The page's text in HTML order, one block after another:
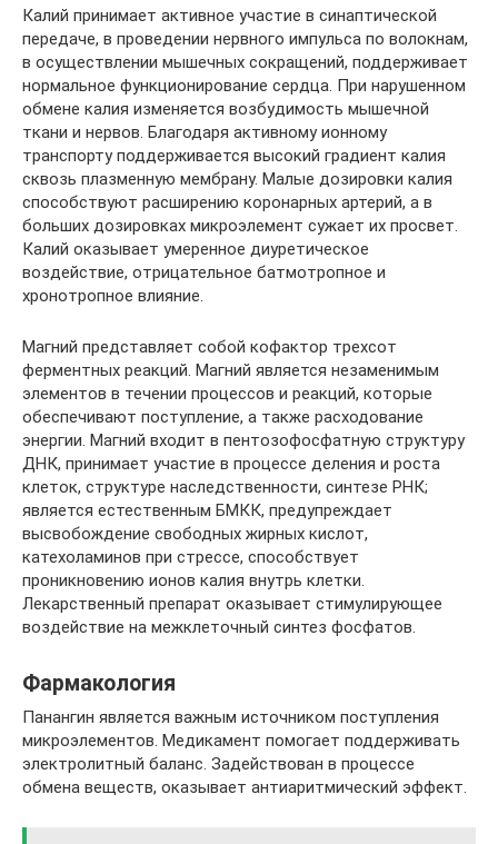
Калий принимает активное участие в синаптической
передаче, в проведении нервного импульса по волокнам,
в осуществлении мышечных сокращений, поддерживает
нормальное функционирование сердца. При нарушенном
обмене калия изменяется возбудимость мышечной
ткани и нервов. Благодаря активному ионному
транспорту поддерживается высокий градиент калия
сквозь плазменную мембрану. Малые дозировки калия
способствуют расширению коронарных артерий, а в
больших дозировках микроэлемент сужает их просвет.
Калий оказывает умеренное диуретическое
воздействие, отрицательное батмотропное и
хронотропное влияние.
Магний представляет собой кофактор трехсот
ферментных реакций. Магний является незаменимым
элементов в течении процессов и реакций, которые
обеспечивают поступление, а также расходование
энергии. Магний входит в пентозофосфатную структуру
ДНК, принимает участие в процессе деления и роста
клеток, структуре наследственности, синтезе РНК;
является естественным БМКК, предупреждает
высвобождение свободных жирных кислот,
катехоламинов при стрессе, способствует
проникновению ионов калия внутрь клетки.
Лекарственный препарат оказывает стимулирующее
воздействие на межклеточный синтез фосфатов.
Фармакология
Панангин является важным источником поступления
микроэлементов. Медикамент помогает поддерживать
электролитный баланс. Задействован в процессе
обмена веществ, оказывает антиаритмический эффект.